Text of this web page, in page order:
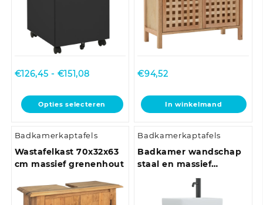
€126,45 - €151,08Prijsklasse:
tot
€151,08
Opties selecteren
Dit
product
meerdere
variaties.
Deze
kan
gekozen
€94,52
In winkelmand
Badkamerkaptafels
Wastafelkast 70x32x63
cm massief grenenhout
Badkamerkaptafels
Badkamer wandschap
staal en massief